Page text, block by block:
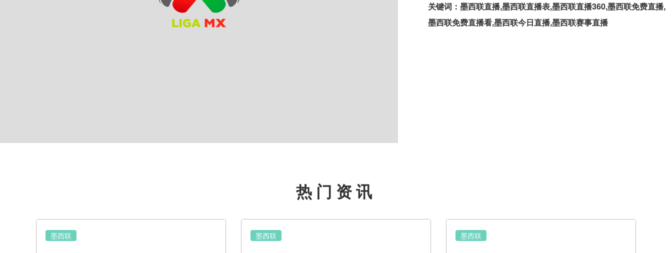
关键词：墨西联直播,墨西联直播表,墨西联直播360,墨西联免费直播,
墨西联免费直播看,墨西联今日直播,墨西联赛事直播
热门资讯
墨西联 墨西联 墨西联